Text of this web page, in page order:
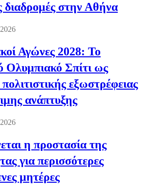
διαδρομές στην Αθήνα
Αγώνες 2028: Το
Ολυμπιακό Σπίτι ως
εξωστρέφειας
ανάπτυξης
η προστασία της
για περισσότερες
μητέρες